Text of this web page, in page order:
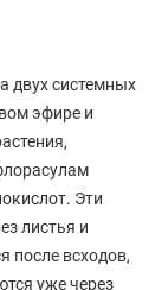
двух системных
эфире и
Эти
листья и
после всходов,
уже через